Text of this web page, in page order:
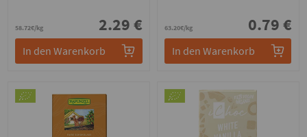
58.72€/kg 2.29 €
In den Warenkorb
63.20€/kg 0.79 €
In den Warenkorb